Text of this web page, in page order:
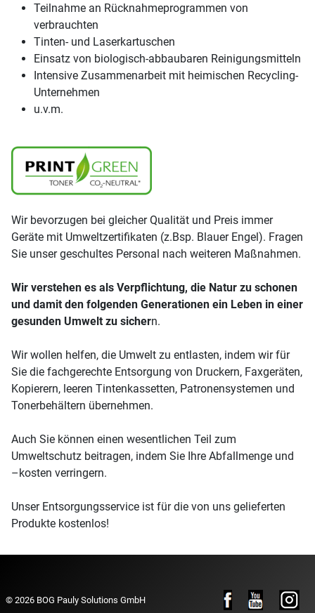
Teilnahme an Rücknahmeprogrammen von
verbrauchten
Tinten- und Laserkartuschen
Einsatz von biologisch-abbaubaren Reinigungsmitteln
Intensive Zusammenarbeit mit heimischen Recycling-
Unternehmen
u.v.m.
Wir bevorzugen bei gleicher Qualität und Preis immer
Geräte mit Umweltzertifikaten (z.Bsp. Blauer Engel). Fragen
Sie unser geschultes Personal nach weiteren Maßnahmen.
Wir verstehen es als Verpflichtung, die Natur zu schonen
und damit den folgenden Generationen ein Leben in einer
gesunden Umwelt zu sichern.
Wir wollen helfen, die Umwelt zu entlasten, indem wir für
Sie die fachgerechte Entsorgung von Druckern, Faxgeräten,
Kopierern, leeren Tintenkassetten, Patronensystemen und
Tonerbehältern übernehmen.
Auch Sie können einen wesentlichen Teil zum
Umweltschutz beitragen, indem Sie Ihre Abfallmenge und
–kosten verringern.
Unser Entsorgungsservice ist für die von uns gelieferten
Produkte kostenlos!
© 2026 BOG Pauly Solutions GmbH